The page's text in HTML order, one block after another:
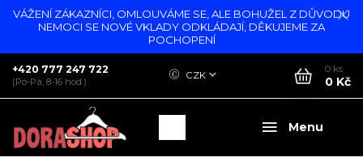
VÁŽENÍ ZÁKAZNÍCI, OMLOUVÁME SE, ALE BOHUŽEL Z DŮVODU
NEMOCI SE NOVÉ VKLADY ODKLÁDAJÍ, DĚKUJEME ZA
POCHOPENÍ
Menu
CZK
+420 777 247 722
(Po-Pá, 8-16 hod.)
0 ks
0 Kč